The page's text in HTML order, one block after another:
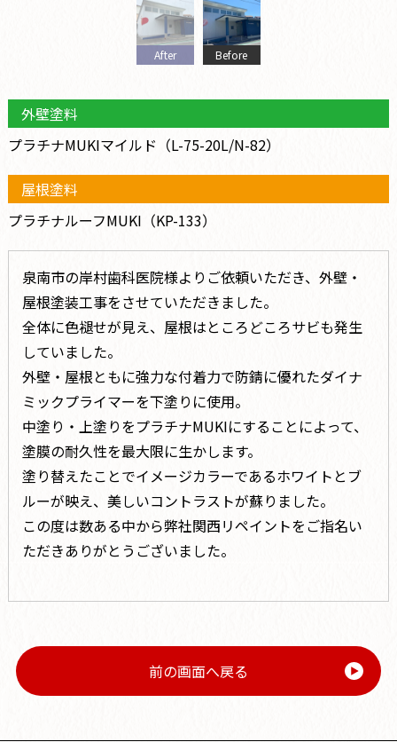
After Before
外壁塗料
プラチナMUKIマイルド（L-75-20L/N-82）
屋根塗料
プラチナルーフMUKI（KP-133）
泉南市の岸村歯科医院様よりご依頼いただき、外壁・
屋根塗装工事をさせていただきました。
全体に色褪せが見え、屋根はところどころサビも発生
していました。
外壁・屋根ともに強力な付着力で防錆に優れたダイナ
ミックプライマーを下塗りに使用。
中塗り・上塗りをプラチナMUKIにすることによって、
塗膜の耐久性を最大限に生かします。
塗り替えたことでイメージカラーであるホワイトとブ
ルーが映え、美しいコントラストが蘇りました。
この度は数ある中から弊社関西リペイントをご指名い
ただきありがとうございました。
前の画面へ戻る